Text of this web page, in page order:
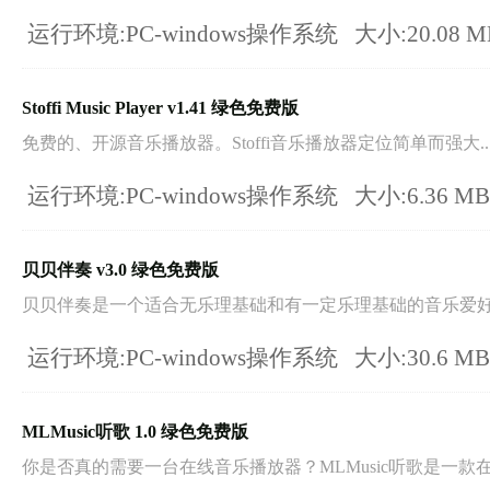
运行环境:PC-windows操作系统 大小:20.08
Stoffi Music Player v1.41 绿色免费版
免费的、开源音乐播放器。Stoffi音乐播放器定位简单而强大
运行环境:PC-windows操作系统 大小:6.36
贝贝伴奏 v3.0 绿色免费版
贝贝伴奏是一个适合无乐理基础和有一定乐理基础的音乐爱
运行环境:PC-windows操作系统 大小:30.6
MLMusic听歌 1.0 绿色免费版
你是否真的需要一台在线音乐播放器？MLMusic听歌是一款